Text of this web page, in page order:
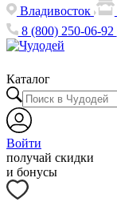
Владивосток
8 (800) 250-06-92
Каталог
Войти
получай скидки
и бонусы